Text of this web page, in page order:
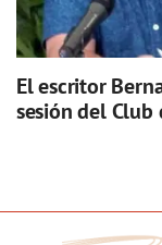
El escritor
sesión del Club